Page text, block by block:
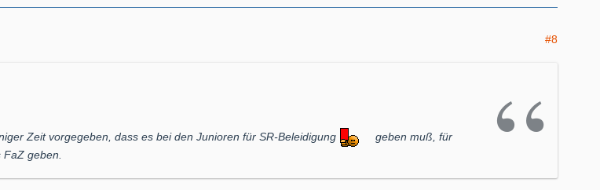
#8
Zeit vorgegeben, dass es bei den Junioren für SR-Beleidigung
geben muß, für
FaZ geben.